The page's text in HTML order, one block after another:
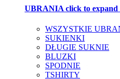
UBRANIAclick to expand
WSZYSTKIE
SUKIENKI
DŁUGIE SUKNIE
BLUZKI
SPODNIE
TSHIRTY